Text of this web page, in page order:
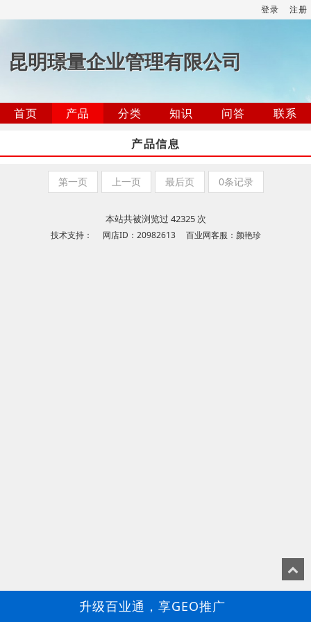
登录 注册
昆明璟量企业管理有限公司
首页 产品 分类 知识 问答
联系
产品信息
第一页 上一页 最后页 0条记录
本站共被浏览过 42325 次
技术支持： 网店ID：20982613 百业网客服：颜艳珍
升级百业通，享GEO推广